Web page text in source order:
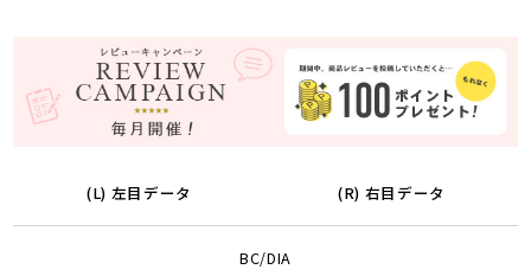
(L) 左目データ (R) 右目データ
BC/DIA